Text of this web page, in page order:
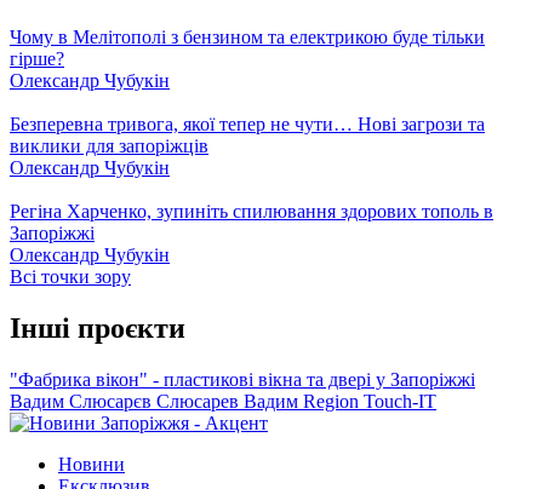
Чому в Мелітополі з бензином та електрикою буде тільки
гірше?
Олександр Чубукін
Безперевна тривога, якої тепер не чути… Нові загрози та
виклики для запоріжців
Олександр Чубукін
Регіна Харченко, зупиніть спилювання здорових тополь в
Запоріжжі
Олександр Чубукін
Всі точки зору
Інші проєкти
"Фабрика вікон" - пластикові вікна та двері у Запоріжжі
Вадим Слюсарєв Слюсарев Вадим Region Touch-IT
Новини